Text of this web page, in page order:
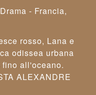
Drama - Francia,
rosso, Lana e
odissea urbana
all'oceano.
ALEXANDRE